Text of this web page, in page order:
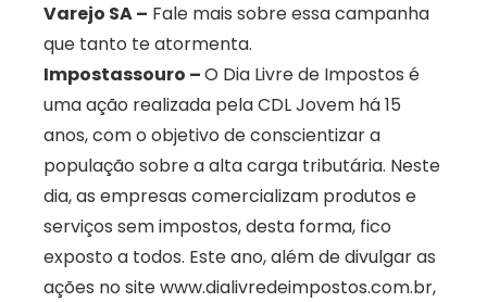
Varejo SA – Fale mais sobre essa campanha
que tanto te atormenta.
Impostassouro –O Dia Livre de Impostos é
uma ação realizada pela CDL Jovem há 15
anos, com o objetivo de conscientizar a
população sobre a alta carga tributária. Neste
dia, as empresas comercializam produtos e
serviços sem impostos, desta forma, fico
exposto a todos. Este ano, além de divulgar as
ações no site www.dialivredeimpostos.com.br,